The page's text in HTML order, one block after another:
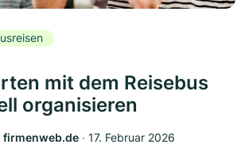
mit dem Reisebus
organisieren
firmenweb.de ‧ 17. Februar 2026